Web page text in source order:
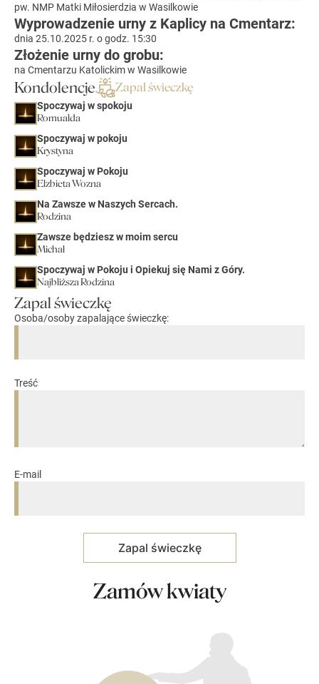
pw. NMP Matki Miłosierdzia w Wasilkowie
Wyprowadzenie urny z Kaplicy na Cmentarz:
dnia 25.10.2025 r. o godz. 15:30
Złożenie urny do grobu:
na Cmentarzu Katolickim w Wasilkowie
Kondolencje Zapal świeczkę
Spoczywaj w spokoju
Romualda
Spoczywaj w pokoju
Krystyna
Spoczywaj w Pokoju
Elzbieta Wozna
Na Zawsze w Naszych Sercach.
Rodzina
Zawsze będziesz w moim sercu
Michał
Spoczywaj w Pokoju i Opiekuj się Nami z Góry.
Najbliższa Rodzina
Zapal świeczkę
Osoba/osoby zapalające świeczkę:
Treść
E-mail
Zamów kwiaty